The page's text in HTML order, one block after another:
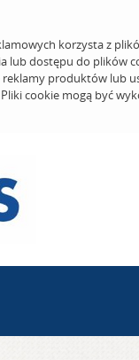
korzysta z
dostępu do plików
produktów lub
cookie mogą być